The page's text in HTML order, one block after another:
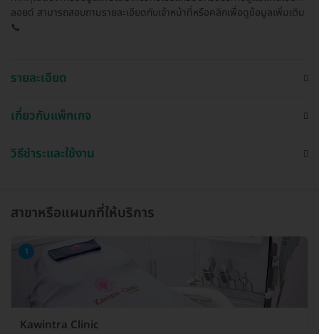
ลอยด์ สามารถสอบถามรายละเอียดกับเจ้าหน้าที่หรือคลิกเพื่อดูข้อมูลเพิ่มเติม
📞
รายละเอียด
เกี่ยวกับแพ็กเกจ
วิธีชำระและใช้งาน
สาขาหรือแผนกที่ให้บริการ
1
Kawintra Clinic